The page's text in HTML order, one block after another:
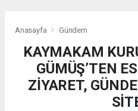
Anasayfa Gündem
KAYMAKAM
GÜMÜŞ’TEN
ZİYARET,